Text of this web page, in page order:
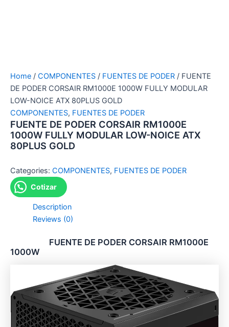
Home / COMPONENTES / FUENTES DE PODER / FUENTE
DE PODER CORSAIR RM1000E 1000W FULLY MODULAR
LOW-NOICE ATX 80PLUS GOLD
COMPONENTES, FUENTES DE PODER
FUENTE DE PODER CORSAIR RM1000E
1000W FULLY MODULAR LOW-NOICE ATX
80PLUS GOLD
Categories: COMPONENTES, FUENTES DE PODER
Cotizar
Description
Reviews (0)
FUENTE DE PODER CORSAIR RM1000E
1000W